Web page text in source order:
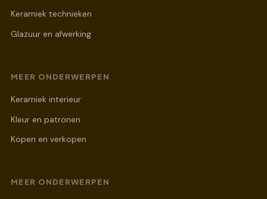
Keramiek technieken
Glazuur en afwerking
MEER ONDERWERPEN
Keramiek interieur
Kleur en patronen
Kopen en verkopen
MEER ONDERWERPEN